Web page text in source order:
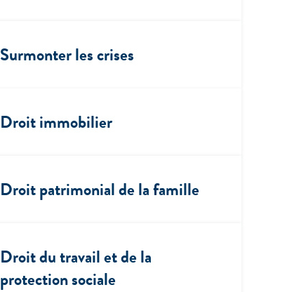
Surmonter les crises
Droit immobilier
Droit patrimonial de la famille
Droit du travail et de la
protection sociale